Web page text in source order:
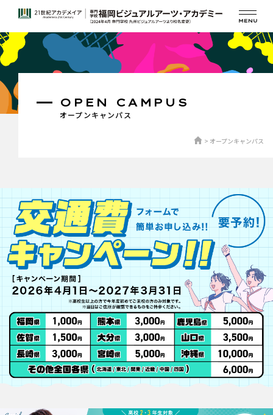
オープンキャンパス
OPEN CAMPUS
オープンキャンパス